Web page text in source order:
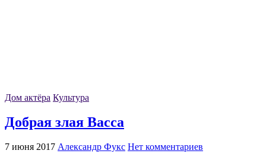
Дом актёра Культура
Добрая злая Васса
7 июня 2017 Александр Фукс Нет комментариев